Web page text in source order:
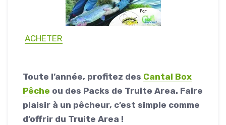
ACHETER
Toute l’année, profitez des Cantal Box
Pêche ou des Packs de Truite Area. Faire
plaisir à un pêcheur, c’est simple comme
d’offrir du Truite Area !